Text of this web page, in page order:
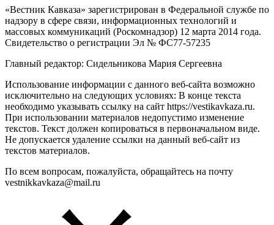
«Вестник Кавказа» зарегистрирован в Федеральной службе по
надзору в сфере связи, информационных технологий и
массовых коммуникаций (Роскомнадзор) 12 марта 2014 года.
Свидетельство о регистрации Эл № ФС77-57235
Главный редактор: Сидельникова Мария Сергеевна
Использование информации с данного веб-сайта возможно
исключительно на следующих условиях: В конце текста
необходимо указывать ссылку на сайт https://vestikavkaza.ru.
При использовании материалов недопустимо изменение
текстов. Текст должен копироваться в первоначальном виде.
Не допускается удаление ссылки на данный веб-сайт из
текстов материалов.
По всем вопросам, пожалуйста, обращайтесь на почту
vestnikkavkaza@mail.ru